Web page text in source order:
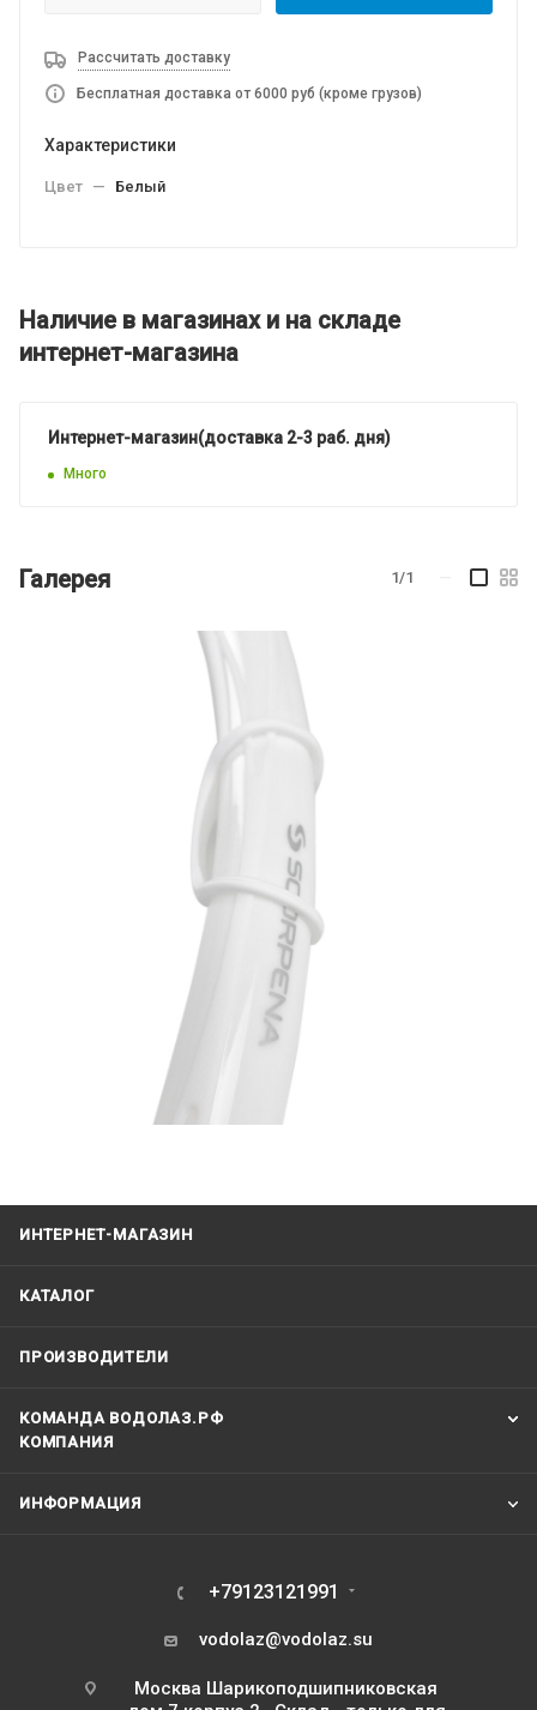
Рассчитать доставку
Бесплатная доставка от 6000 руб (кроме грузов)
Характеристики
Цвет — Белый
Наличие в магазинах и на складе
интернет-магазина
Интернет-магазин(доставка 2-3 раб. дня)
Много
Галерея 1/1
ИНТЕРНЕТ-МАГАЗИН
КАТАЛОГ
ПРОИЗВОДИТЕЛИ
КОМАНДА ВОДОЛАЗ.РФ
КОМПАНИЯ
ИНФОРМАЦИЯ
+79123121991
vodolaz@vodolaz.su
Москва Шарикоподшипниковская